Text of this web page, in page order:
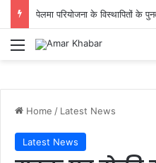
Menu
Home / Latest News
Latest News